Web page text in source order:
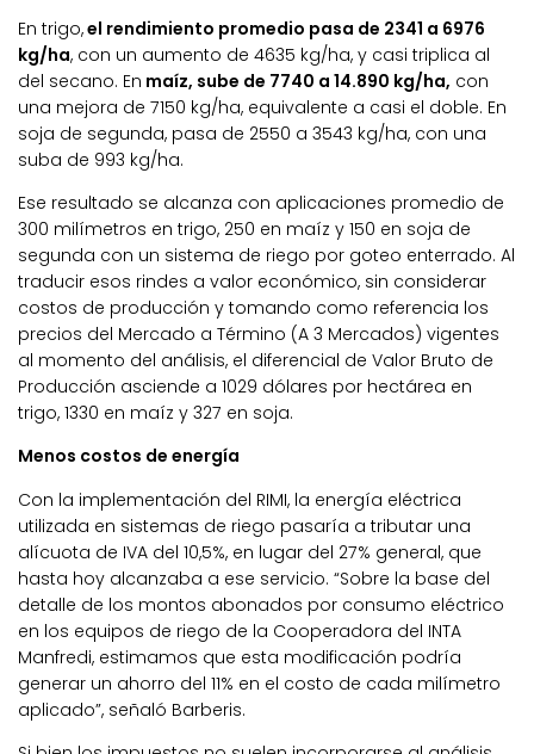
En trigo,el rendimiento promedio pasa de 2341 a 6976
kg/ha, con un aumento de 4635 kg/ha, y casi triplica al
del secano. En maíz, sube de 7740 a 14.890 kg/ha, con
una mejora de 7150 kg/ha, equivalente a casi el doble. En
soja de segunda, pasa de 2550 a 3543 kg/ha, con una
suba de 993 kg/ha.
Ese resultado se alcanza con aplicaciones promedio de
300 milímetros en trigo, 250 en maíz y 150 en soja de
segunda con un sistema de riego por goteo enterrado. Al
traducir esos rindes a valor económico, sin considerar
costos de producción y tomando como referencia los
precios del Mercado a Término (A 3 Mercados) vigentes
al momento del análisis, el diferencial de Valor Bruto de
Producción asciende a 1029 dólares por hectárea en
trigo, 1330 en maíz y 327 en soja.
Menos costos de energía
Con la implementación del RIMI, la energía eléctrica
utilizada en sistemas de riego pasaría a tributar una
alícuota de IVA del 10,5%, en lugar del 27% general, que
hasta hoy alcanzaba a ese servicio. “Sobre la base del
detalle de los montos abonados por consumo eléctrico
en los equipos de riego de la Cooperadora del INTA
Manfredi, estimamos que esta modificación podría
generar un ahorro del 11% en el costo de cada milímetro
aplicado”, señaló Barberis.